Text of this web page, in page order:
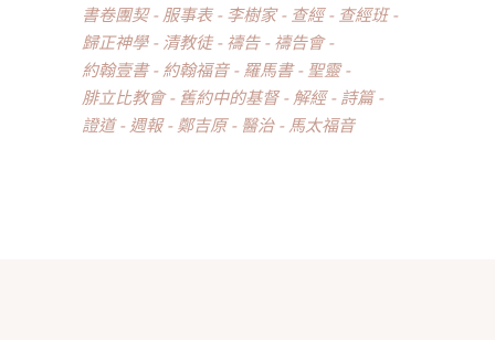
書卷團契
服事表 李樹家 查經
查經班
歸正神學
清教徒 禱告
禱告會
約翰壹書
約翰福音 羅馬書
聖靈
腓立比教會
舊約中的基督 解經
詩篇
證道
週報 鄭吉原 醫治 馬太福音